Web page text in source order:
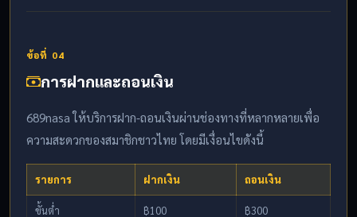
ข้อที่ 04
การฝากและถอนเงิน
689nasa ให้บริการฝาก-ถอนเงินผ่านช่องทางที่หลากหลายเพื่อ
ความสะดวกของสมาชิกชาวไทย โดยมีเงื่อนไขดังนี้
รายการ ฝากเงิน ถอนเงิน
ขั้นต่ำ ฿100 ฿300